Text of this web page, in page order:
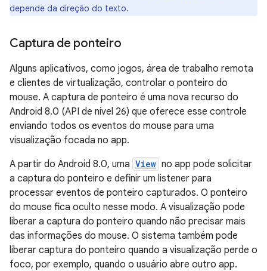
depende da direção do texto.
Captura de ponteiro
Alguns aplicativos, como jogos, área de trabalho remota
e clientes de virtualização, controlar o ponteiro do
mouse. A captura de ponteiro é uma nova recurso do
Android 8.0 (API de nível 26) que oferece esse controle
enviando todos os eventos do mouse para uma
visualização focada no app.
A partir do Android 8.0, uma View no app pode solicitar
a captura do ponteiro e definir um listener para
processar eventos de ponteiro capturados. O ponteiro
do mouse fica oculto nesse modo. A visualização pode
liberar a captura do ponteiro quando não precisar mais
das informações do mouse. O sistema também pode
liberar captura do ponteiro quando a visualização perde o
foco, por exemplo, quando o usuário abre outro app.